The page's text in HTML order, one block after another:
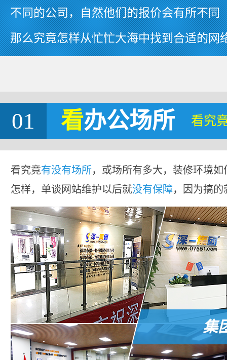
不同的公司，自然他们的报价会有所不同
那么究竟怎样从忙忙大海中找到合适的网
01 看办公场所 看究
看究竟有没有场所，或场所有多大，装修环境
怎样，单谈网站维护以后就没有保障，因为搞
集